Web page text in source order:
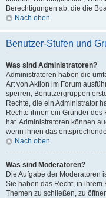
Berechtigungen ab, die die
Nach oben
Benutzer-Stufen und
Was sind Administratoren?
Administratoren haben die
Art von Aktion im Forum
sperren, Benutzergruppen
Rechte, die ein Administrator
Rechte ihnen ein Gründer des
hat. Administratoren können
wenn ihnen das
Nach oben
Was sind Moderatoren?
Die Aufgabe der Moderatoren
Sie haben das Recht, in ihrem
Themen zu schließen, zu